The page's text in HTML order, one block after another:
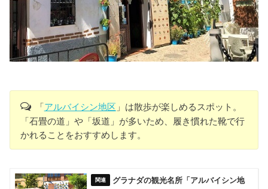
「アルバイシン地区 」は散歩が楽しめるスポット。
「石畳の道」や「坂道」が多いため、履き慣れた靴で行
かれることをおすすめします。
グラナダの観光名所「アルバイシン地